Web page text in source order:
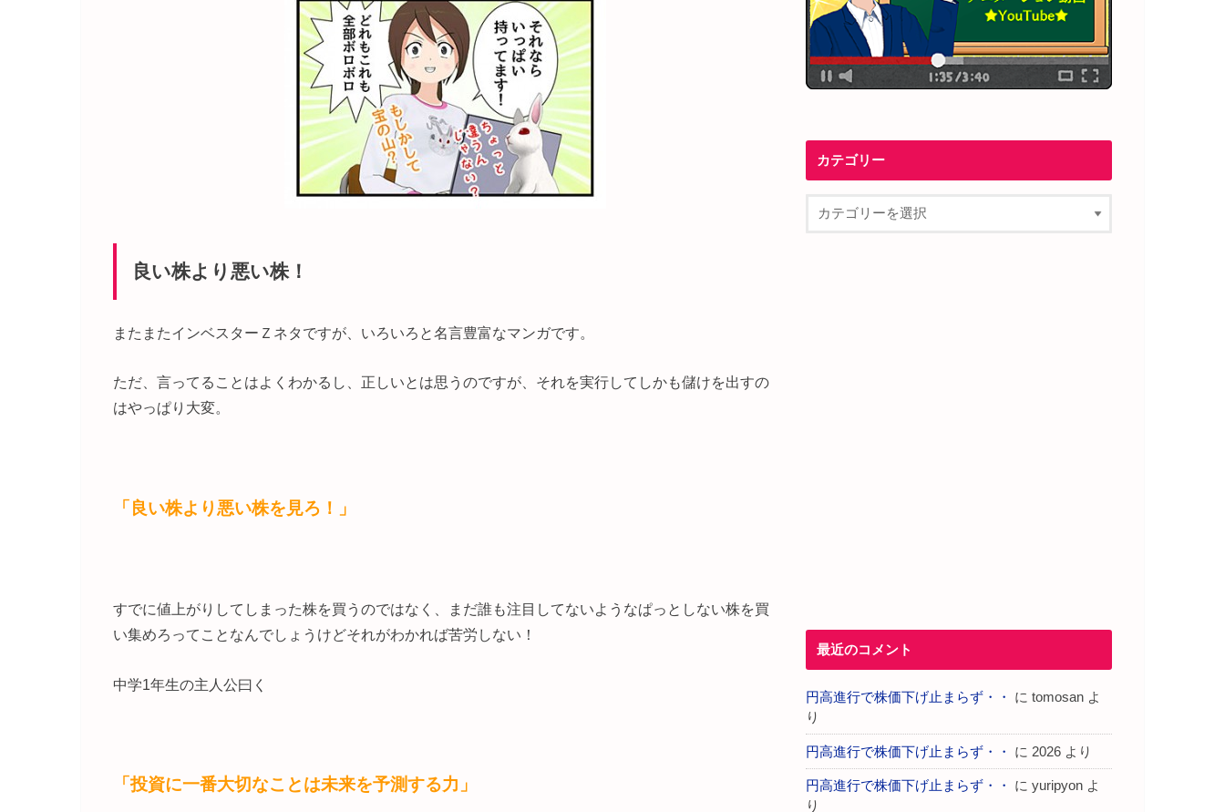
良い株より悪い株！
またまたインベスターＺネタですが、いろいろと名言豊富なマンガです。
ただ、言ってることはよくわかるし、正しいとは思うのですが、それを実行してしかも儲けを出すの
はやっぱり大変。
「良い株より悪い株を見ろ！」
すでに値上がりしてしまった株を買うのではなく、まだ誰も注目してないようなぱっとしない株を買
い集めろってことなんでしょうけどそれがわかれば苦労しない！
中学1年生の主人公曰く
「投資に一番大切なことは未来を予測する力」
カテゴリー
最近のコメント
円高進行で株価下げ止まらず・・ に tomosan よ
り
円高進行で株価下げ止まらず・・ に 2026 より
円高進行で株価下げ止まらず・・ に yuripyon よ
り